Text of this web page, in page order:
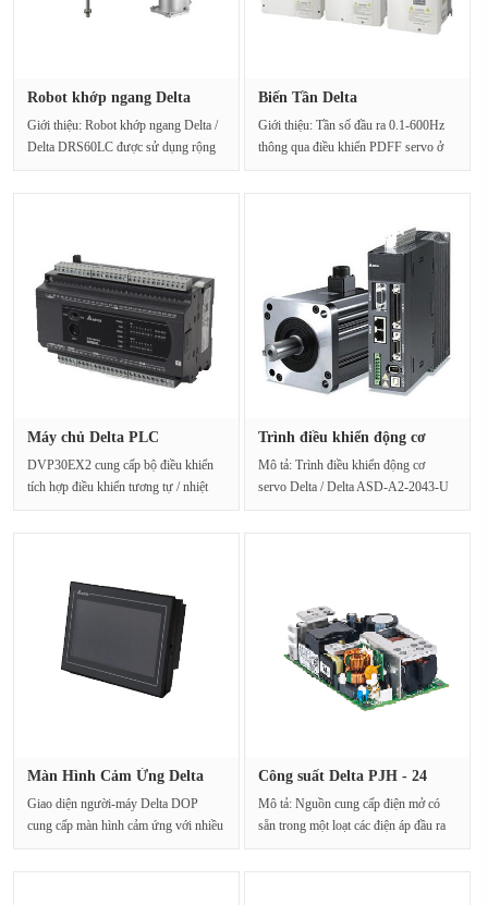
Robot khớp ngang Delta
Giới thiệu: Robot khớp ngang Delta /
Delta DRS60LC được sử dụng rộng
Biến Tần Delta
Giới thiệu: Tần số đầu ra 0.1-600Hz
thông qua điều khiển PDFF servo ở
Máy chủ Delta PLC
DVP30EX2 cung cấp bộ điều khiển
tích hợp điều khiển tương tự / nhiệt
Trình điều khiển động cơ
Mô tả: Trình điều khiển động cơ
servo Delta / Delta ASD-A2-2043-U
Màn Hình Cảm Ứng Delta
Giao diện người-máy Delta DOP
cung cấp màn hình cảm ứng với nhiều
Công suất Delta PJH - 24
Mô tả: Nguồn cung cấp điện mở có
sẵn trong một loạt các điện áp đầu ra